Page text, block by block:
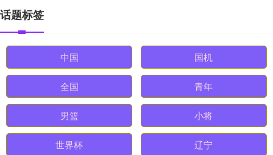
话题标签
中国 国机
全国 青年
男篮 小将
世界杯 辽宁